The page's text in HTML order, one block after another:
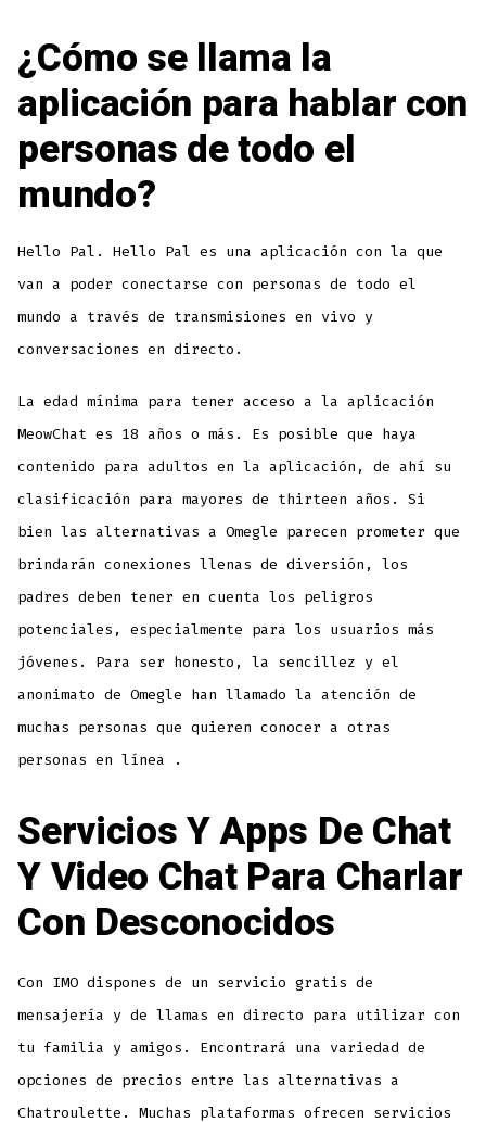
¿Cómo se llama la
aplicación para hablar con
personas de todo el
mundo?
Hello Pal. Hello Pal es una aplicación con la que
van a poder conectarse con personas de todo el
mundo a través de transmisiones en vivo y
conversaciones en directo.
La edad mínima para tener acceso a la aplicación
MeowChat es 18 años o más. Es posible que haya
contenido para adultos en la aplicación, de ahí su
clasificación para mayores de thirteen años. Si
bien las alternativas a Omegle parecen prometer que
brindarán conexiones llenas de diversión, los
padres deben tener en cuenta los peligros
potenciales, especialmente para los usuarios más
jóvenes. Para ser honesto, la sencillez y el
anonimato de Omegle han llamado la atención de
muchas personas que quieren conocer a otras
personas en línea .
Servicios Y Apps De Chat
Y Video Chat Para Charlar
Con Desconocidos
Con IMO dispones de un servicio gratis de
mensajería y de llamas en directo para utilizar con
tu familia y amigos. Encontrará una variedad de
opciones de precios entre las alternativas a
Chatroulette. Muchas plataformas ofrecen servicios